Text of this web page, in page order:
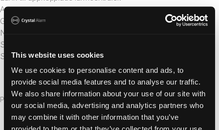
This website uses cookies
We use cookies to personalise content and ads, to
provide social media features and to analyse our traffic.
We also share information about your use of our site with
our social media, advertising and analytics partners who
may combine it with other information that you’ve
Avarn
GDM
Nokas
SOS Alarm
Säkerhetscentralen
Publicerad